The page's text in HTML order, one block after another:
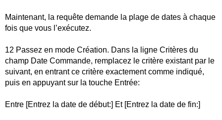
Maintenant, la requête demande la plage de dates à chaque
fois que vous l’exécutez.
12 Passez en mode Création. Dans la ligne Critères du
champ Date Commande, remplacez le critère existant par le
suivant, en entrant ce critère exactement comme indiqué,
puis en appuyant sur la touche Entrée:
Entre [Entrez la date de début:] Et [Entrez la date de fin:]